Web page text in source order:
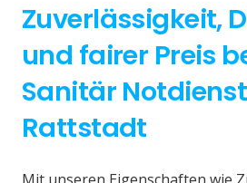
Zuverlässigkeit,
und fairer Preis
Sanitär
Rattstadt